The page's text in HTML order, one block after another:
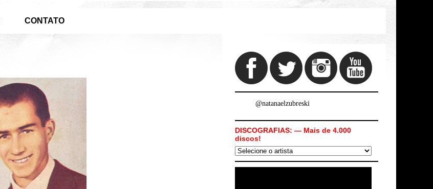
CONTATO
@natanaelzubreski
DISCOGRAFIAS: — Mais de 4.000
discos!